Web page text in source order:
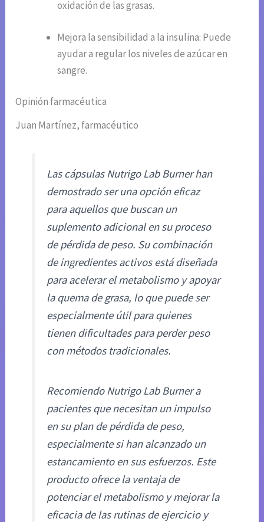
oxidación de las grasas.
Mejora la sensibilidad a la insulina: Puede
ayudar a regular los niveles de azúcar en
sangre.
Opinión farmacéutica
Juan Martínez, farmacéutico
Las cápsulas Nutrigo Lab Burner han
demostrado ser una opción eficaz
para aquellos que buscan un
suplemento adicional en su proceso
de pérdida de peso. Su combinación
de ingredientes activos está diseñada
para acelerar el metabolismo y apoyar
la quema de grasa, lo que puede ser
especialmente útil para quienes
tienen dificultades para perder peso
con métodos tradicionales.
Recomiendo Nutrigo Lab Burner a
pacientes que necesitan un impulso
en su plan de pérdida de peso,
especialmente si han alcanzado un
estancamiento en sus esfuerzos. Este
producto ofrece la ventaja de
potenciar el metabolismo y mejorar la
eficacia de las rutinas de ejercicio y